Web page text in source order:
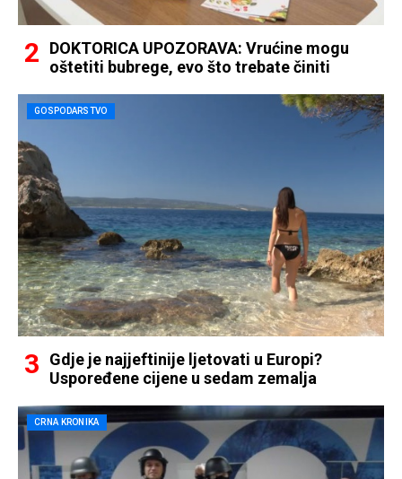
DOKTORICA UPOZORAVA: Vrućine mogu
oštetiti bubrege, evo što trebate činiti
GOSPODARSTVO
Gdje je najjeftinije ljetovati u Europi?
Uspoređene cijene u sedam zemalja
CRNA KRONIKA